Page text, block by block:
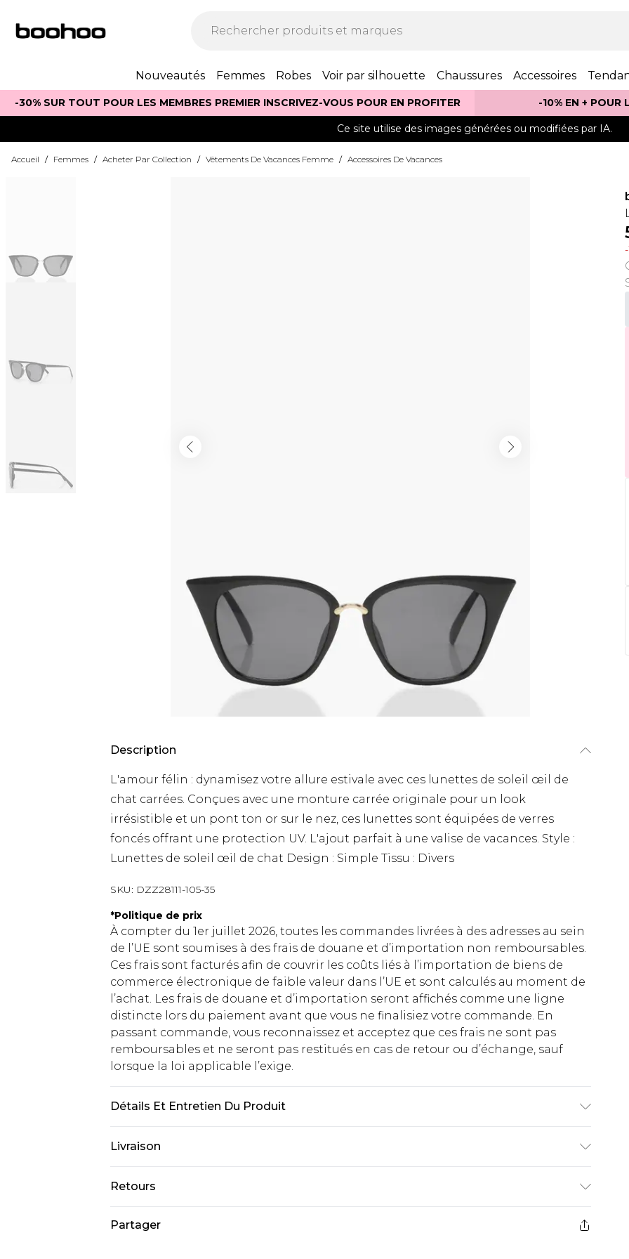
Nouveautés Femmes Robes Voir par silhouette Chaussures Accessoires
-30% SUR TOUT POUR LES MEMBRES PREMIER INSCRIVEZ-VOUS POUR EN PROFITER -10% EN + POUR
Ce site utilise des images générées ou modifiées par IA.
Accueil / Femmes / Acheter Par Collection / Vêtements De Vacances Femme / Accessoires De Vacances
Description
L'amour félin : dynamisez votre allure estivale avec ces lunettes de soleil œil de
chat carrées. Conçues avec une monture carrée originale pour un look
irrésistible et un pont ton or sur le nez, ces lunettes sont équipées de verres
foncés offrant une protection UV. L'ajout parfait à une valise de vacances. Style :
Lunettes de soleil œil de chat Design : Simple Tissu : Divers
SKU: DZZ28111-105-35
*Politique de prix
À compter du 1er juillet 2026, toutes les commandes livrées à des adresses au sein
de l’UE sont soumises à des frais de douane et d’importation non remboursables.
Ces frais sont facturés afin de couvrir les coûts liés à l’importation de biens de
commerce électronique de faible valeur dans l’UE et sont calculés au moment de
l’achat. Les frais de douane et d’importation seront affichés comme une ligne
distincte lors du paiement avant que vous ne finalisiez votre commande. En
passant commande, vous reconnaissez et acceptez que ces frais ne sont pas
remboursables et ne seront pas restitués en cas de retour ou d’échange, sauf
lorsque la loi applicable l’exige.
Détails Et Entretien Du Produit
à la conduite au crépuscule ou de nuit.
Livraison
Livraison standard France
€2.99
Livraison express France
€9.99
Retours
nous retourner un article.
Partager